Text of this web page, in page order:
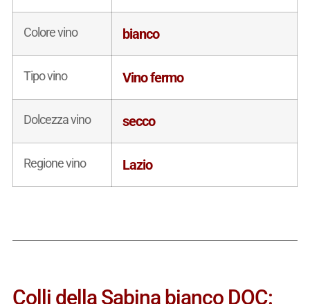
Colore vino bianco
Tipo vino Vino fermo
Dolcezza vino secco
Regione vino Lazio
Colli della Sabina bianco DOC: